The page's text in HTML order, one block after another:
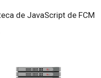
de JavaScript de FCM